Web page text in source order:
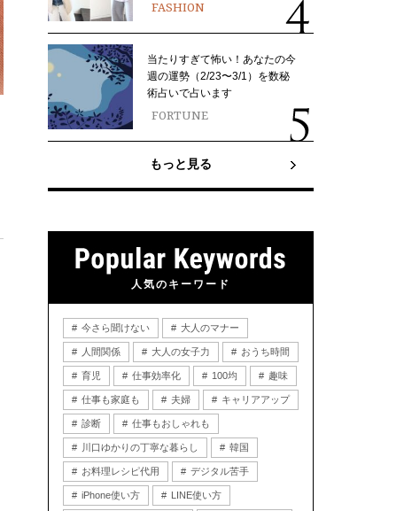
FASHION
当たりすぎて怖い！あなたの今
週の運勢（2/23〜3/1）を数秘
術占いで占います
FORTUNE
もっと見る
人気のキーワード
今さら聞けない 大人のマナー
人間関係 大人の女子力 おうち時間
育児 仕事効率化 100均 趣味
仕事も家庭も 夫婦 キャリアアップ
診断 仕事もおしゃれも
川口ゆかりの丁寧な暮らし 韓国
お料理レシピ代用 デジタル苦手
iPhone使い方 LINE使い方